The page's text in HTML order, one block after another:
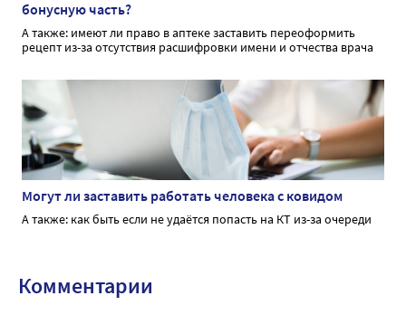
бонусную часть?
А также: имеют ли право в аптеке заставить переоформить
рецепт из-за отсутствия расшифровки имени и отчества врача
Могут ли заставить работать человека с ковидом
А также: как быть если не удаётся попасть на КТ из-за очереди
Комментарии